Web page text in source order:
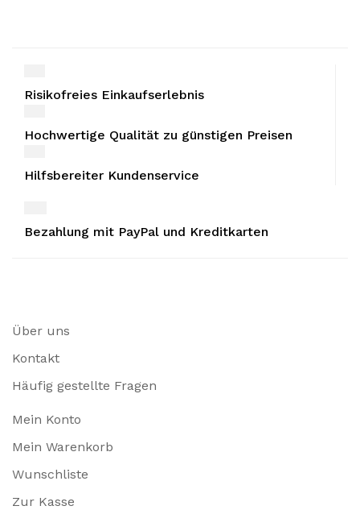
Risikofreies Einkaufserlebnis
Hochwertige Qualität zu günstigen Preisen
Hilfsbereiter Kundenservice
Bezahlung mit PayPal und Kreditkarten
Über uns
Kontakt
Häufig gestellte Fragen
Mein Konto
Mein Warenkorb
Wunschliste
Zur Kasse